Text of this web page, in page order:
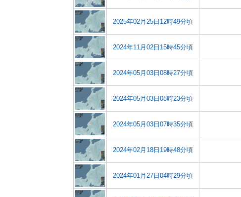
2025年02月25日12時49分頃
2024年11月02日15時45分頃
2024年05月03日08時27分頃
2024年05月03日08時23分頃
2024年05月03日07時35分頃
2024年02月18日19時48分頃
2024年01月27日04時29分頃